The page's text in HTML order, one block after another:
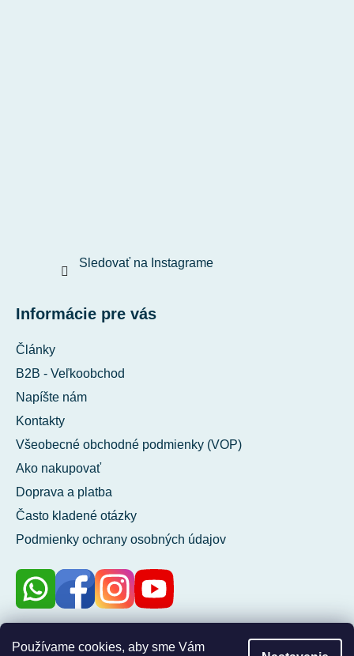
Používame cookies, aby sme Vám
Sledovať na Instagrame
Informácie pre vás
Články
B2B - Veľkoobchod
Napíšte nám
Kontakty
Všeobecné obchodné podmienky (VOP)
Ako nakupovať
Doprava a platba
Často kladené otázky
Podmienky ochrany osobných údajov
100 %